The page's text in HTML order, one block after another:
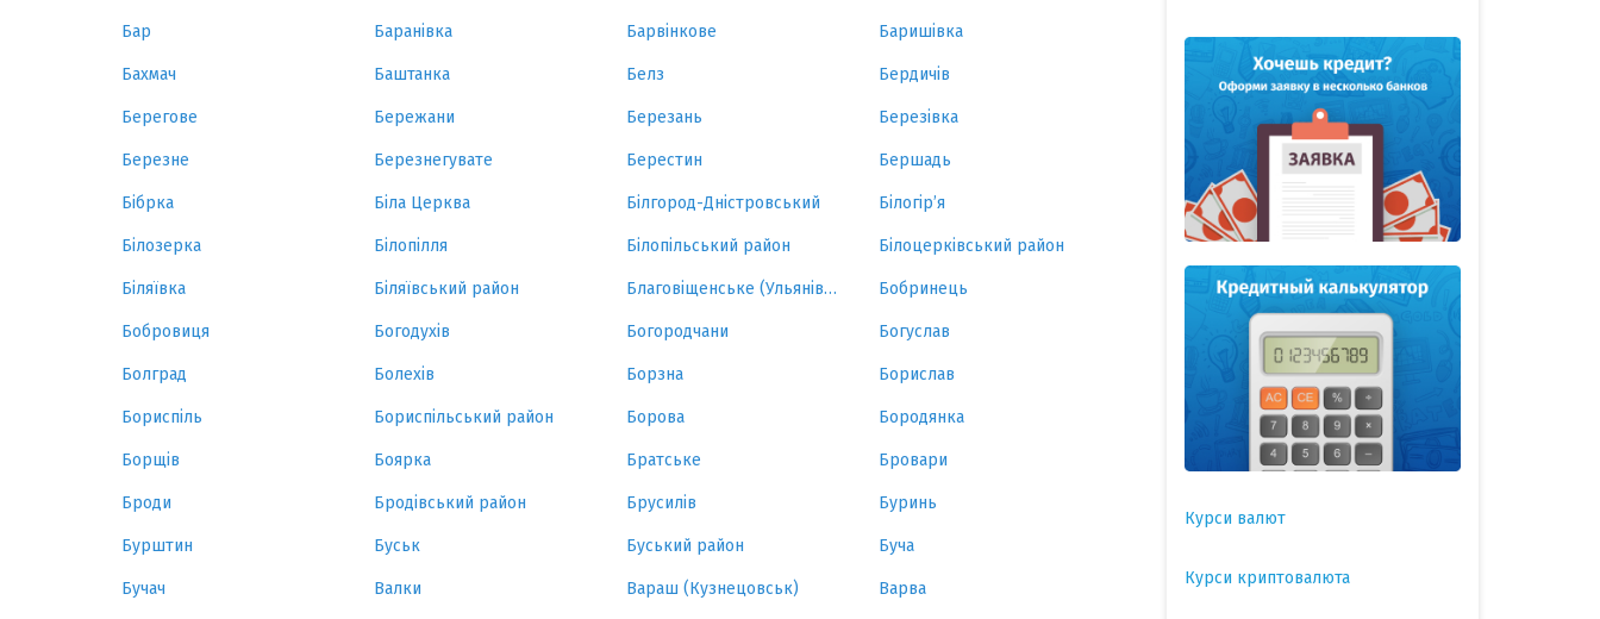
Бар Баранівка Барвінкове Баришівка
Бахмач Баштанка Белз Бердичів
Берегове Бережани Березань Березівка
Березне Березнегувате Берестин Бершадь
Бібрка Біла Церква Білгород-Дністровський Білогір’я
Білозерка Білопілля Білопільський район Білоцерківський район
Біляївка Біляївський район Благовіщенське (Ульянівка) Бобринець
Бобровиця Богодухів Богородчани Богуслав
Болград Болехів Борзна Борислав
Бориспіль Бориспільський район Борова Бородянка
Борщів Боярка Братське Бровари
Броди Бродівський район Брусилів Буринь
Бурштин Буськ Буський район Буча
Бучач Валки Вараш (Кузнецовськ) Варва
Курси валют
Курси криптовалюта